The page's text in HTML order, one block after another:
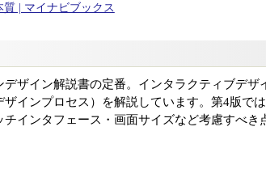
| マイナビブックス
ザイン解説書の定番。インタラクティブデザ
インプロセス）を解説しています。第4版で
インタフェース・画面サイズなど考慮すべ